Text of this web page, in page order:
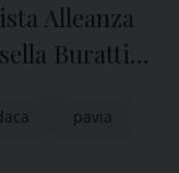
Alleanza
Buratti
pavia